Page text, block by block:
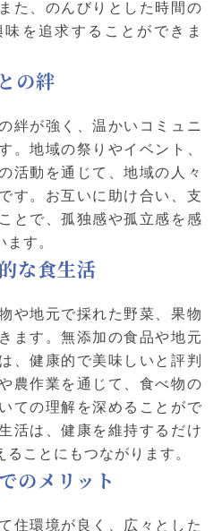
た、のんびりとした時間の
を追求することができま
の絆
絆が強く、温かいコミュニ
。地域の祭りやイベント、
活動を通じて、地域の人々
す。お互いに助け合い、支
とで、孤独感や孤立感を感
す。
な食生活
や地元で採れた野菜、果物
ます。無添加の食品や地元
、健康的で美味しいと評判
農作業を通じて、食べ物の
ての理解を深めることがで
活は、健康を維持するだけ
ことにもつながります。
のメリット
住環境が良く、広々とした